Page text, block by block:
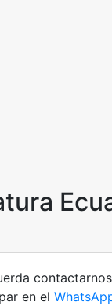
en el